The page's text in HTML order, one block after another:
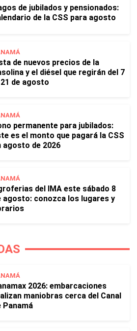
de jubilados y pensionados:
de la CSS para agosto
de nuevos precios de la
y el diésel que regirán del 7
de agosto
permanente para jubilados:
es el monto que pagará la CSS
agosto de 2026
del IMA este sábado 8
agosto: conozca los lugares y
2026: embarcaciones
maniobras cerca del Canal
Panamá